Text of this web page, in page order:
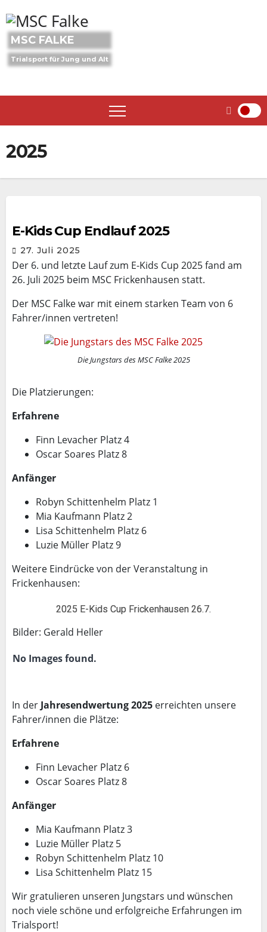
to
content
MSC FALKE
Trialsport für Jung und Alt
2025
E-Kids Cup Endlauf 2025
27. Juli 2025
Der 6. und letzte Lauf zum E-Kids Cup 2025 fand am
26. Juli 2025 beim MSC Frickenhausen statt.
Der MSC Falke war mit einem starken Team von 6
Fahrer/innen vertreten!
Die Jungstars des MSC Falke 2025
Die Platzierungen:
Erfahrene
Finn Levacher Platz 4
Oscar Soares Platz 8
Anfänger
Robyn Schittenhelm Platz 1
Mia Kaufmann Platz 2
Lisa Schittenhelm Platz 6
Luzie Müller Platz 9
Weitere Eindrücke von der Veranstaltung in
Frickenhausen:
2025 E-Kids Cup Frickenhausen 26.7.
Bilder: Gerald Heller
No Images found.
In der Jahresendwertung 2025 erreichten unsere
Fahrer/innen die Plätze:
Erfahrene
Finn Levacher Platz 6
Oscar Soares Platz 8
Anfänger
Mia Kaufmann Platz 3
Luzie Müller Platz 5
Robyn Schittenhelm Platz 10
Lisa Schittenhelm Platz 15
Wir gratulieren unseren Jungstars und wünschen
noch viele schöne und erfolgreiche Erfahrungen im
Trialsport!